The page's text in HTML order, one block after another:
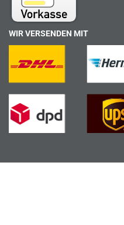
WIR VERSENDEN MIT